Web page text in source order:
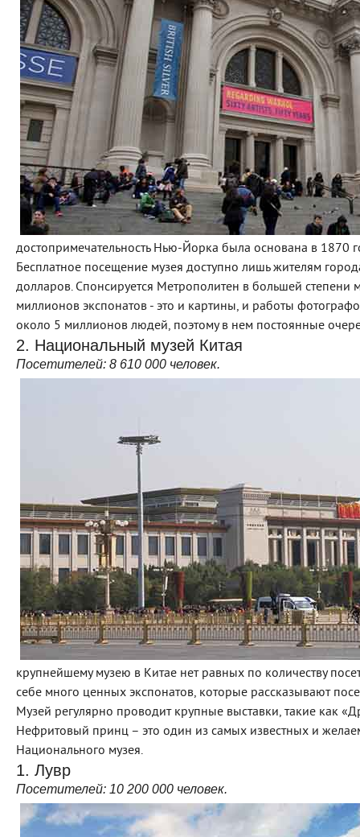
достопримечательность Нью-Йорка была основана в 1870
Бесплатное посещение музея доступно лишь жителям
долларов. Спонсируется Метрополитен в большей степени
миллионов экспонатов - это и картины, и работы
около 5 миллионов людей, поэтому в нем постоянные
2. Национальный музей Китая
Посетителей: 8 610 000 человек.
крупнейшему музею в Китае нет равных по количеству
себе много ценных экспонатов, которые рассказывают
Музей регулярно проводит крупные выставки, такие как
Нефритовый принц – это один из самых известных и
Национального музея.
1. Лувр
Посетителей: 10 200 000 человек.